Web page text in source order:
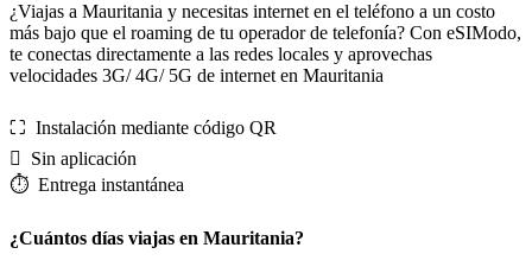
¿Viajas a Mauritania y necesitas internet en el teléfono a un costo
más bajo que el roaming de tu operador de telefonía? Con eSIModo,
te conectas directamente a las redes locales y aprovechas
velocidades 3G/ 4G/ 5G de internet en Mauritania
⛶️️ Instalación mediante código QR
️ Sin aplicación
⏱️️ Entrega instantánea
¿Cuántos días viajas en Mauritania?